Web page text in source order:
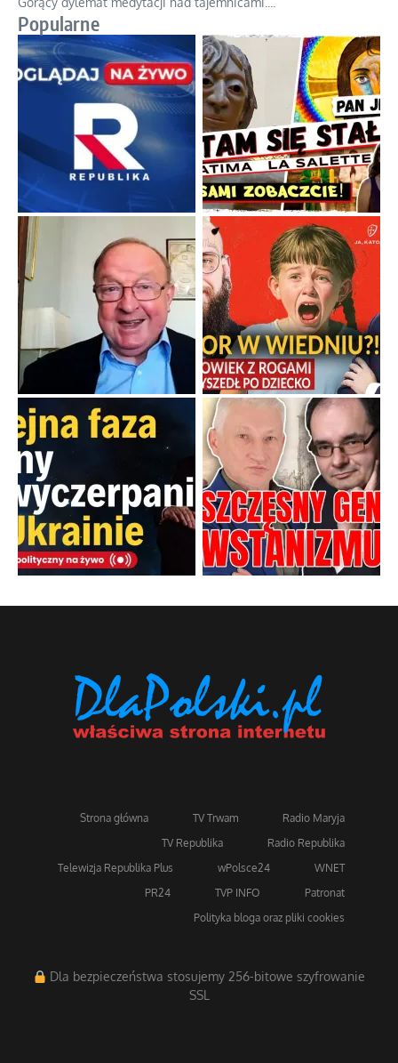
Popularne
Strona główna TV Trwam
Radio Maryja
TV Republika
Radio Republika
Telewizja Republika Plus
wPolsce24
WNET
PR24
TVP INFO
Patronat
Polityka bloga oraz pliki cookies
Dla bezpieczeństwa stosujemy 256-bitowe szyfrowanie
SSL